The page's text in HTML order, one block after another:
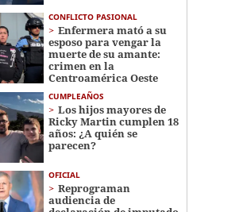
CONFLICTO PASIONAL
Enfermera mató a su
esposo para vengar la
muerte de su amante:
crimen en la
Centroamérica Oeste
CUMPLEAÑOS
Los hijos mayores de
Ricky Martin cumplen 18
años: ¿A quién se
parecen?
OFICIAL
Reprograman
audiencia de